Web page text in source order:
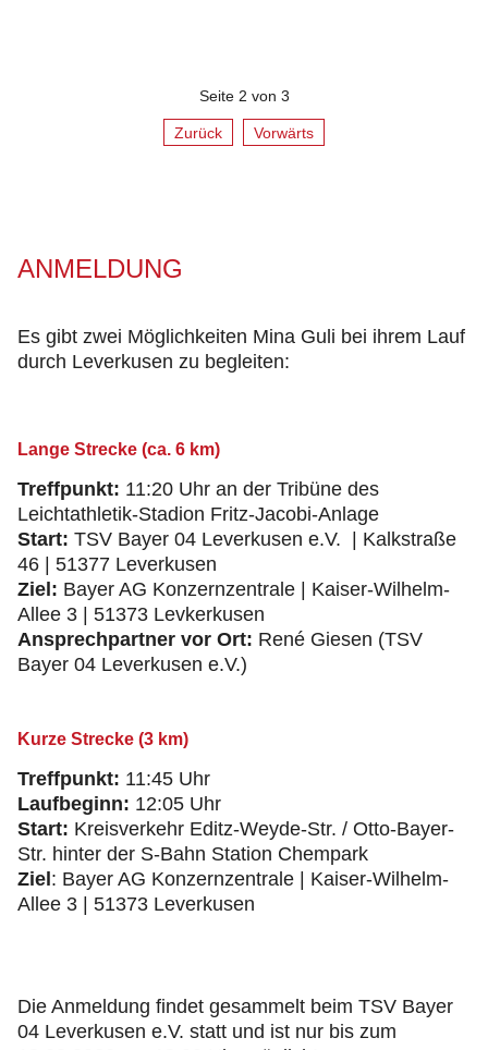
Seite 2 von 3
Zurück Vorwärts
ANMELDUNG
Es gibt zwei Möglichkeiten Mina Guli bei ihrem Lauf
durch Leverkusen zu begleiten:
Lange Strecke (ca. 6 km)
Treffpunkt: 11:20 Uhr an der Tribüne des
Leichtathletik-Stadion Fritz-Jacobi-Anlage
Start: TSV Bayer 04 Leverkusen e.V. | Kalkstraße
46 | 51377 Leverkusen
Ziel: Bayer AG Konzernzentrale | Kaiser-Wilhelm-
Allee 3 | 51373 Levkerkusen
Ansprechpartner vor Ort: René Giesen (TSV
Bayer 04 Leverkusen e.V.)
Kurze Strecke (3 km)
Treffpunkt: 11:45 Uhr
Laufbeginn: 12:05 Uhr
Start: Kreisverkehr Editz-Weyde-Str. / Otto-Bayer-
Str. hinter der S-Bahn Station Chempark
Ziel : Bayer AG Konzernzentrale | Kaiser-Wilhelm-
Allee 3 | 51373 Leverkusen
Die Anmeldung findet gesammelt beim TSV Bayer
04 Leverkusen e.V. statt und ist nur bis zum